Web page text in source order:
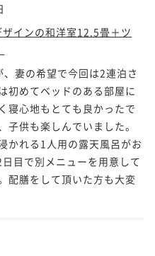
インの和洋室12.5畳＋ツ
妻の希望で今回は2連泊さ
初めてベッドのある部屋に
寝心地もとても良かったで
供も楽しんでいました。
かれる1人用の露天風呂がお
目で別メニューを用意して
配膳をして頂いた方も大変